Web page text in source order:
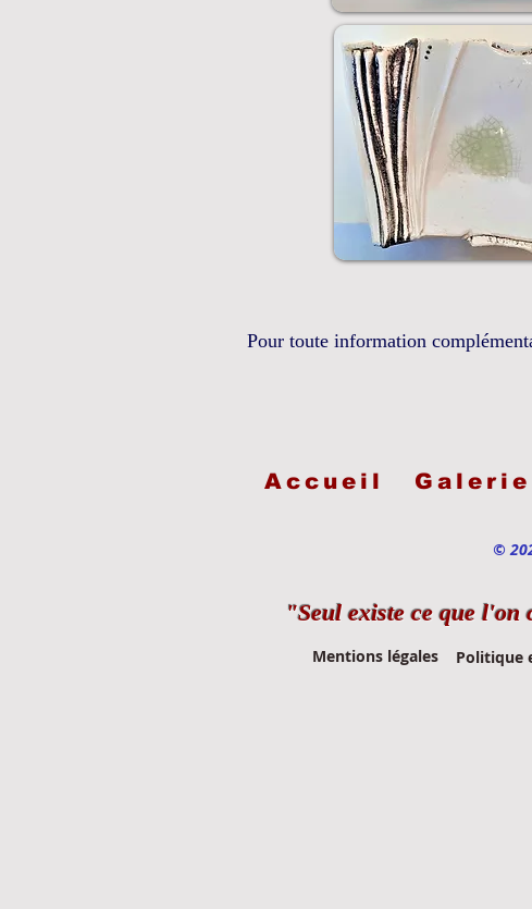
Pour toute information
Accueil Galerie
©
"Seul existe ce que l'on
Politique
Mentions légales